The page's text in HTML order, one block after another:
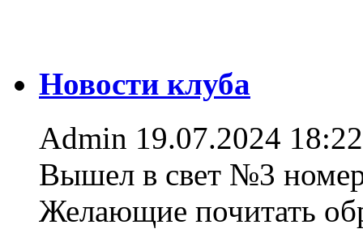
Новости клуба
Admin 19.07.2024 18:22
Вышел в свет №3
Желающие почитать